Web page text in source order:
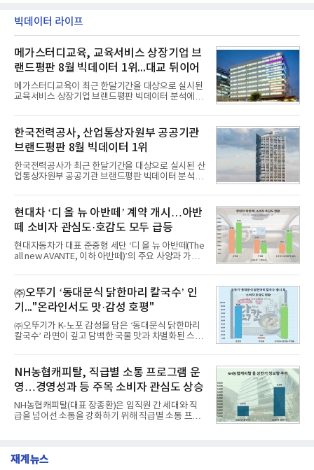
빅데이터 라이프
메가스터디교육, 교육서비스 상장기업 브
랜드평판 8월 빅데이터 1위...대교 뒤이어
메가스터디교육이 최근 한달기간을 대상으로 실시된
교육서비스 상장기업 브랜드평판 빅데이터 분석에서
일 한국기업평판연구소(소장 구창환)는 국내 교육서
비스 상장기업 브랜드를 대상으로 지난 7월 7일부터
8월 7일까지 수집된 소비자 빅데이터 10,074,233건
을 분석한 결과, 메가스터디교육이 브랜드평판지수
1,710,926을 기록하며 8월 1위에 올랐다고 밝혔다.
분석에 활용된 빅데이터는 지난 7월(9,491,206건) 대
비 6.14% 증가한 수치로, 교육서비스 상장기업 브랜
디교육, 대교, 디지
한국전력공사, 산업통상자원부 공공기관
브랜드평판 8월 빅데이터 1위
한국전력공사가 최근 한달기간을 대상으로 실시된 산
업통상자원부 공공기관 브랜드평판 빅데이터 분석에
이 순으로 뒤를 이었다.7일 한국기업평판연구소(소장
구창환)는 산업통상자원부 공공기관 41개 브랜드를
대상으로 지난 7월 7일부터 8월 7일까지 수집된 소비
자 빅데이터 91,102,549건을 분석한 결과, 한국전력
공사가 브랜드평판지수 10,670,633을 기록하며 8월
1위에 올랐다고 밝혔다. 분석에 활용된 빅데이터는 지
난 7월(88,893,823건) 대비 2.48% 증가한 수치다.연
수력원자력, 한국석
현대차 ‘디 올 뉴 아반떼’ 계약 개시…아반
떼 소비자 관심도·호감도 모두 급등
현대자동차가 대표 준중형 세단 ‘디 올 뉴 아반떼(The
all new AVANTE, 이하 아반떼)’의 주요 사양과 가격
떼는 6년 만에 선보이는 8세대 완전변경 모델로, ▲정
교한 선과 면을 중심으로 완성한 파격적인 디자인 ▲
과거 중형 세단 수준으로 확대된 차체 제원 ▲글로벌
최고 수준의 안전성 ▲성능과 효율을 동시에 높인 주
행 완성도 ▲첨단 편의 및 디지털 사양 적용 등을 통해
글로벌 준중형 세단의 새로운 기준을 세웠다.아반떼
는 가솔린 2.0과 1.6 하이브리드 두 가지 파워트레인
넘
㈜오뚜기 ‘동대문식 닭한마리 칼국수’ 인
기..."온라인서도 맛·감성 호평"
㈜오뚜기가 K-노포 감성을 담은 ‘동대문식 닭한마리
칼국수’ 라면이 깊고 담백한 국물 맛과 차별화된 스토
혔다.‘동대문식 닭한마리 칼국수’는 예상을 뛰어넘는
소비자 호응에 힘입어 지난 7월 13일 첫 선을 보인 지
단 18일 만에 누적 판매량 50만 개를 돌파하는 성과를
거두었다.이번 신제품은 개발진이 전국의 닭한마리
전문점을 직접 찾아 다니며 최적의 육수 비율을 완성
했다. 자극적이지 않으면서도 깊은 닭육수에 마늘의
개운한 풍미를 더했으며, 국물이 잘 배어들면서도 쫄
서도
NH농협캐피탈, 직급별 소통 프로그램 운
영…경영성과 등 주목 소비자 관심도 상승
NH농협캐피탈(대표 장종환)은 임직원 간 세대와 직
급을 넘어선 소통을 강화하기 위해 직급별 소통 프로
영지원부 홍보팀과 2026년 새로이(e)＊가 공동 주관
재계뉴스